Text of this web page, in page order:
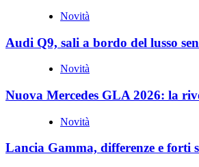
Novità
Audi Q9, sali a bordo del lusso
Novità
Nuova Mercedes GLA 2026: la
Novità
Lancia Gamma, differenze e forti